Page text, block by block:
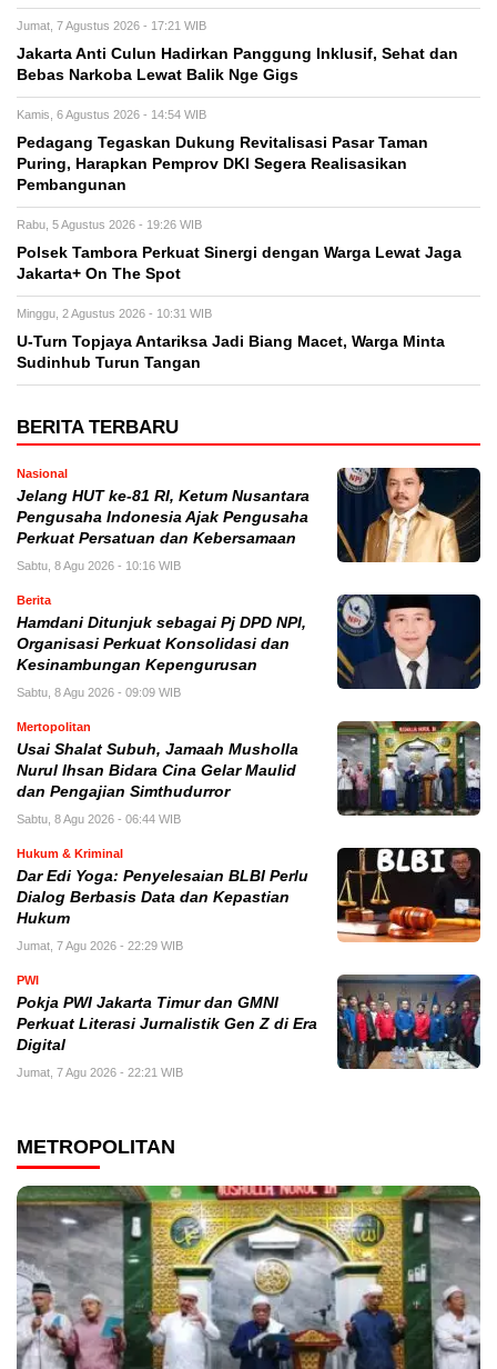
Jumat, 7 Agustus 2026 - 17:21 WIB
Jakarta Anti Culun Hadirkan Panggung Inklusif, Sehat dan
Bebas Narkoba Lewat Balik Nge Gigs
Kamis, 6 Agustus 2026 - 14:54 WIB
Pedagang Tegaskan Dukung Revitalisasi Pasar Taman
Puring, Harapkan Pemprov DKI Segera Realisasikan
Pembangunan
Rabu, 5 Agustus 2026 - 19:26 WIB
Polsek Tambora Perkuat Sinergi dengan Warga Lewat Jaga
Jakarta+ On The Spot
Minggu, 2 Agustus 2026 - 10:31 WIB
U-Turn Topjaya Antariksa Jadi Biang Macet, Warga Minta
Sudinhub Turun Tangan
BERITA TERBARU
Nasional
Jelang HUT ke-81 RI, Ketum Nusantara
Pengusaha Indonesia Ajak Pengusaha
Perkuat Persatuan dan Kebersamaan
Sabtu, 8 Agu 2026 - 10:16 WIB
Berita
Hamdani Ditunjuk sebagai Pj DPD NPI,
Organisasi Perkuat Konsolidasi dan
Kesinambungan Kepengurusan
Sabtu, 8 Agu 2026 - 09:09 WIB
Mertopolitan
Usai Shalat Subuh, Jamaah Musholla
Nurul Ihsan Bidara Cina Gelar Maulid
dan Pengajian Simthudurror
Sabtu, 8 Agu 2026 - 06:44 WIB
Hukum & Kriminal
Dar Edi Yoga: Penyelesaian BLBI Perlu
Dialog Berbasis Data dan Kepastian
Hukum
Jumat, 7 Agu 2026 - 22:29 WIB
PWI
Pokja PWI Jakarta Timur dan GMNI
Perkuat Literasi Jurnalistik Gen Z di Era
Digital
Jumat, 7 Agu 2026 - 22:21 WIB
METROPOLITAN